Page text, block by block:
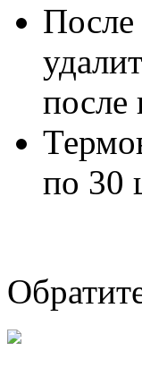
После
после
по 30